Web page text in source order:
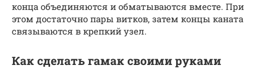
конца объединяются и обматываются вместе. При
этом достаточно пары витков, затем концы каната
связываются в крепкий узел.
Как сделать гамак своими руками